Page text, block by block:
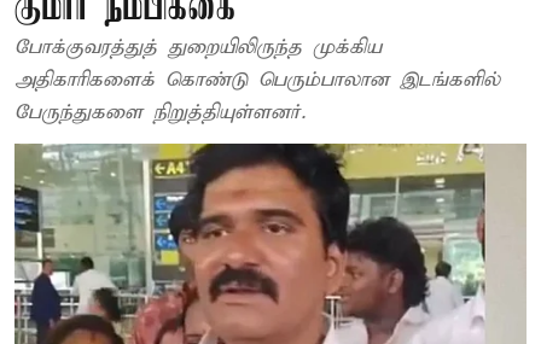
குமார் நம்பிக்கை
போக்குவரத்துத் துறையிலிருந்த முக்கிய
அதிகாரிகளைக் கொண்டு பெரும்பாலான இடங்களில்
பேருந்துகளை நிறுத்தியுள்ளனர்.